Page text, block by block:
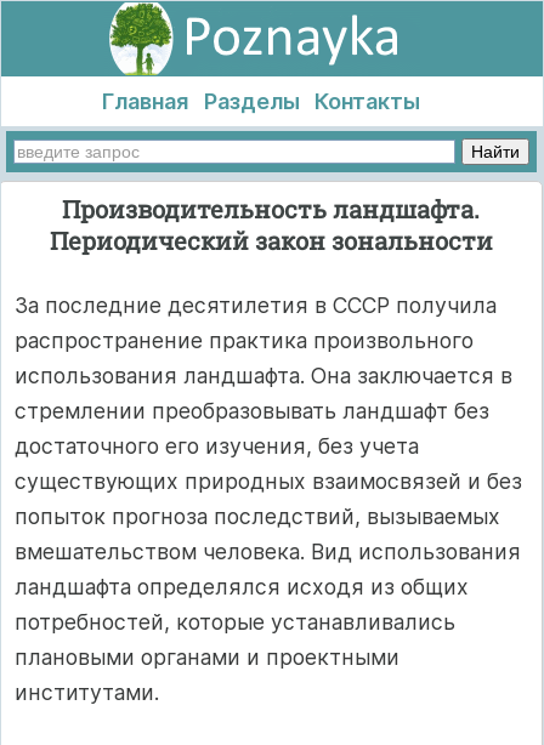
Главная Разделы Контакты
Производительность ландшафта.
Периодический закон зональности
За последние десятилетия в СССР получила
распространение практика произвольного
использования ландшафта. Она заключается в
стремлении преобразовывать ландшафт без
достаточного его изучения, без учета
существующих природных взаимосвязей и без
попыток прогноза последствий, вызываемых
вмешательством человека. Вид использования
ландшафта определялся исходя из общих
потребностей, которые устанавливались
плановыми органами и проектными
институтами.